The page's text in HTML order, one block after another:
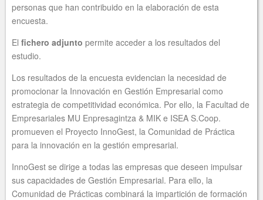
personas que han contribuido en la elaboración de esta
encuesta.
El fichero adjunto permite acceder a los resultados del
estudio.
Los resultados de la encuesta evidencian la necesidad de
promocionar la Innovación en Gestión Empresarial como
estrategia de competitividad económica. Por ello, la Facultad de
Empresariales MU Enpresagintza & MIK e ISEA S.Coop.
promueven el Proyecto InnoGest, la Comunidad de Práctica
para la innovación en la gestión empresarial.
InnoGest se dirige a todas las empresas que deseen impulsar
sus capacidades de Gestión Empresarial. Para ello, la
Comunidad de Prácticas combinará la impartición de formación